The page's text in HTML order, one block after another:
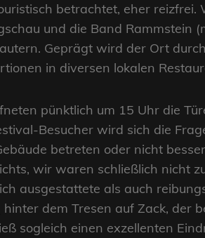
betrachtet, eher
und die Band Rammstein
Geprägt wird der Ort
in diversen lokalen
pünktlich um 15 Uhr die
Besucher wird sich die
betreten oder nicht
wir waren schließlich nicht
ausgestattete als auch
dem Tresen auf Zack, der
sogleich einen exzellenten